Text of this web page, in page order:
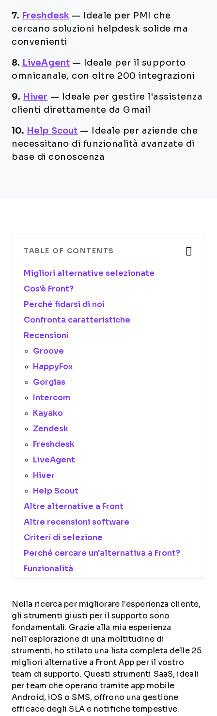
7. Freshdesk —
Ideale per PMI che
cercano soluzioni helpdesk solide ma
convenienti
8. LiveAgent —
Ideale per il supporto
omnicanale, con oltre 200 integrazioni
9. Hiver —
Ideale per gestire l'assistenza
clienti direttamente da Gmail
10. Help Scout —
Ideale per aziende che
necessitano di funzionalità avanzate di
base di conoscenza
TABLE OF CONTENTS
Migliori alternative selezionate
Cos'è Front?
Perché fidarsi di noi
Confronta caratteristiche
Recensioni
Groove
HappyFox
Gorgias
Intercom
Kayako
Zendesk
Freshdesk
LiveAgent
Hiver
Help Scout
Altre alternative a Front
Altre recensioni software
Criteri di selezione
Perché cercare un'alternativa a Front?
Funzionalità
Nella ricerca per migliorare l’esperienza cliente,
gli strumenti giusti per il supporto sono
fondamentali. Grazie alla mia esperienza
nell’esplorazione di una moltitudine di
strumenti, ho stilato una lista completa delle 25
migliori alternative a Front App per il vostro
team di supporto. Questi strumenti SaaS, ideali
per team che operano tramite app mobile
Android, iOS o SMS, offrono una gestione
efficace degli SLA e notifiche tempestive.